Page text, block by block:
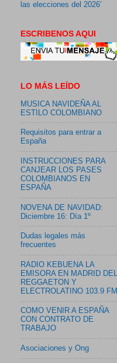
las elecciones del 2026’
ESCRIBENOS AQUI
LO MÁS LEÍDO
MUSICA NAVIDEÑA AL
ESTILO COLOMBIANO
Requisitos para entrar a
España
INSTRUCCIONES PARA
CANJEAR LOS PASES
COLOMBIANOS EN
ESPAÑA
NOVENA DE NAVIDAD:
Diciembre 16: Día 1º
Dudas legales más
frecuentes
RADIO KEBUENA LA
EMISORA EN MADRID DEL
REGGAETON Y
ELECTROLATINO 103.9 FM
COMO VENIR A ESPAÑA
CON CONTRATO DE
TRABAJO
Asociaciones y Ong